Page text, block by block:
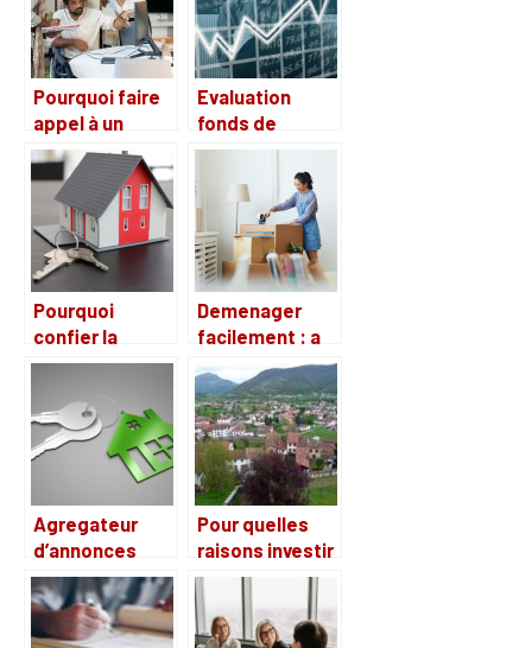
Pourquoi faire
appel à un
cabinet
spécialisé pour
investir dans
les SCPI ?
Evaluation
fonds de
commerce : les
suivre
Pourquoi
confier la
gestion de son
à une agence ?
Demenager
facilement : a
quoi penser
quand on est
etudiant ?
Agregateur
d’annonces
immobilieres :
les
informations
Pour quelles
raisons investir
dans
l’immobilier à
Collioure ?